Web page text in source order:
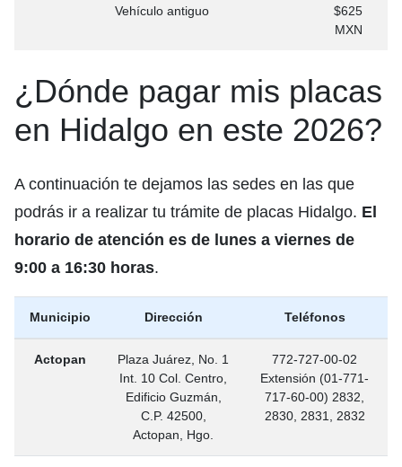
Vehículo antiguo
$625
MXN
¿Dónde pagar mis placas
en Hidalgo en este 2026?
A continuación te dejamos las sedes en las que
podrás ir a realizar tu trámite de placas Hidalgo. El
horario de atención es de lunes a viernes de
9:00 a 16:30 horas.
Municipio Dirección Teléfonos
Actopan
Plaza Juárez, No. 1
Int. 10 Col. Centro,
Edificio Guzmán,
C.P. 42500,
Actopan, Hgo.
772-727-00-02
Extensión (01-771-
717-60-00) 2832,
2830, 2831, 2832